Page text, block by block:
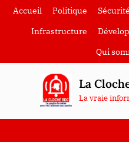
SkipAccueil Politique Sécurité
Infrastructure
Qui
La
La vraie